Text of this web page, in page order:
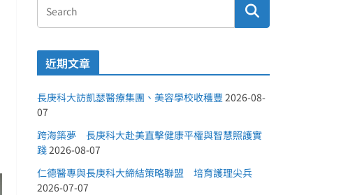
近期文章
長庚科大訪凱瑟醫療集團、美容學校收穫豐 2026-08-
07
跨海築夢 長庚科大赴美直擊健康平權與智慧照護實
踐2026-08-07
仁德醫專與長庚科大締結策略聯盟 培育護理尖兵
2026-07-07